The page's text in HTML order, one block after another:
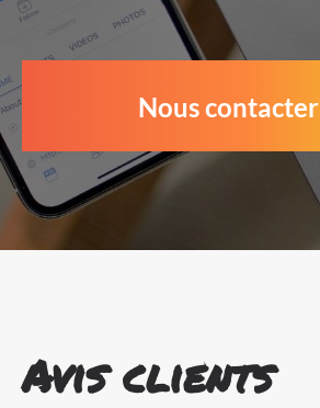
Nous contacter
Avis clients